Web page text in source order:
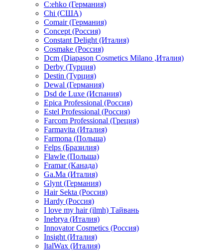
C:ehko (Германия)
Chi (США)
Comair (Германия)
Concept (Россия)
Constant Delight (Италия)
Cosmake (Россия)
Dcm (Diapason Cosmetics Milano ,Италия)
Derby (Турция)
Destin (Турция)
Dewal (Германия)
Dsd de Luxe (Испания)
Epica Professional (Россия)
Estel Professional (Россия)
Farcom Professional (Греция)
Farmavita (Италия)
Farmona (Польша)
Felps (Бразилия)
Flawle (Польша)
Framar (Канада)
Ga.Ma (Италия)
Glynt (Германия)
Hair Sekta (Россия)
Hardy (Россия)
I love my hair (ilmh) Тайвань
Inebrya (Италия)
Innovator Cosmetics (Россия)
Insight (Италия)
ItalWax (Италия)